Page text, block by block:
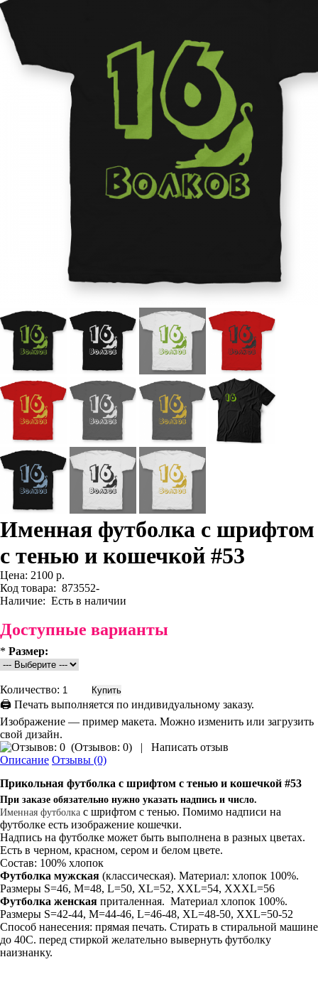
Именная футболка с шрифтом
с тенью и кошечкой #53
Цена: 2100 р.
Код товара: 873552-
Наличие: Есть в наличии
Доступные варианты
* Размер:
Количество:
🖨 Печать выполняется по индивидуальному заказу.
Изображение — пример макета. Можно изменить или загрузить
свой дизайн.
(Отзывов: 0) |
Написать отзыв
Описание Отзывы (0)
Прикольная футболка с шрифтом с тенью и кошечкой #53
При заказе обязательно нужно указать надпись и число.
Именная футболка с шрифтом с тенью. Помимо надписи на
футболке есть изображение кошечки.
Надпись на футболке может быть выполнена в разных цветах.
Есть в черном, красном, сером и белом цвете.
Состав: 100% хлопок
Футболка мужская (классическая). Материал: хлопок 100%.
Размеры S=46, M=48, L=50, XL=52, XXL=54, XXXL=56
Футболка женская приталенная. Материал хлопок 100%.
Размеры S=42-44, M=44-46, L=46-48, XL=48-50, XXL=50-52
Способ нанесения: прямая печать. Стирать в стиральной машине
до 40С. перед стиркой желательно вывернуть футболку
наизнанку.